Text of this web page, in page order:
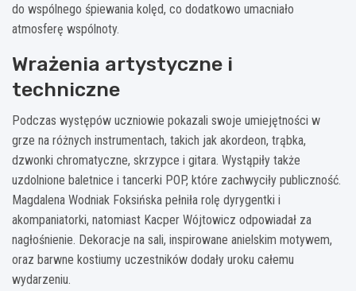
do wspólnego śpiewania kolęd, co dodatkowo umacniało
atmosferę wspólnoty.
Wrażenia artystyczne i
techniczne
Podczas występów uczniowie pokazali swoje umiejętności w
grze na różnych instrumentach, takich jak akordeon, trąbka,
dzwonki chromatyczne, skrzypce i gitara. Wystąpiły także
uzdolnione baletnice i tancerki POP, które zachwyciły publiczność.
Magdalena Wodniak Foksińska pełniła rolę dyrygentki i
akompaniatorki, natomiast Kacper Wójtowicz odpowiadał za
nagłośnienie. Dekoracje na sali, inspirowane anielskim motywem,
oraz barwne kostiumy uczestników dodały uroku całemu
wydarzeniu.